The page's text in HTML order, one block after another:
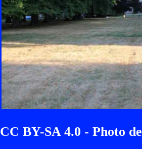
CC BY-SA 4.0 - Photo